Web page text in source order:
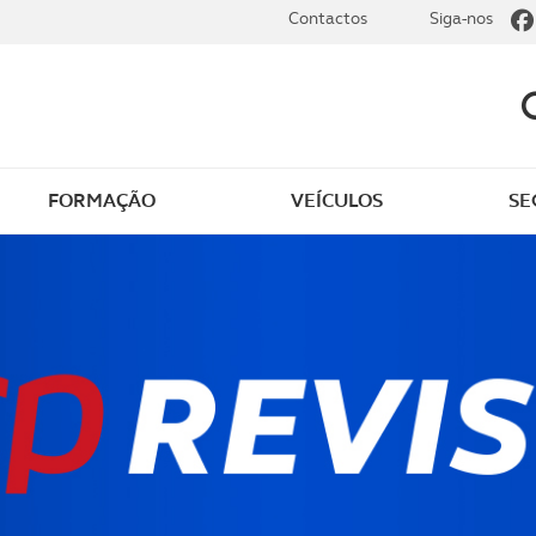
Golfe
Revista ACP Edição
impressa
FORMAÇÃO VEÍCULOS
Contactos Siga-nos